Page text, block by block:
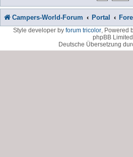
Campers-World-Forum Portal
Style developer by forum tricolor, Powered
phpBB Limited
Deutsche Übersetzung